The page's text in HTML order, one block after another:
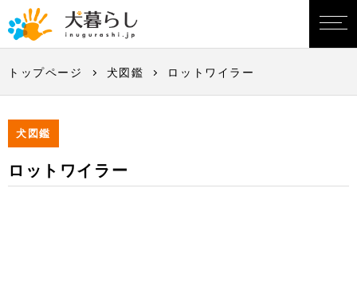
トップページ 犬図鑑 ロットワイラー
犬図鑑
ロットワイラー